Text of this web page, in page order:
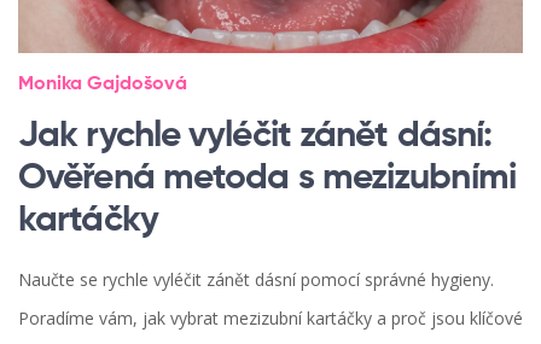
Monika Gajdošová
Jak rychle vyléčit zánět dásní:
Ověřená metoda s mezizubními
kartáčky
Naučte se rychle vyléčit zánět dásní pomocí správné hygieny.
Poradíme vám, jak vybrat mezizubní kartáčky a proč jsou klíčové